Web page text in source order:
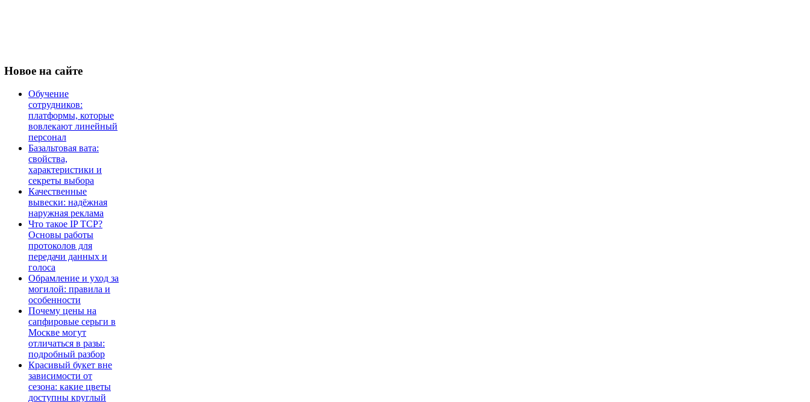
Новое на сайте
Обучение
сотрудников:
платформы, которые
вовлекают линейный
персонал
Базальтовая вата:
свойства,
характеристики и
секреты выбора
Качественные
вывески: надёжная
наружная реклама
Что такое IP TCP?
Основы работы
протоколов для
передачи данных и
голоса
Обрамление и уход за
могилой: правила и
особенности
Почему цены на
сапфировые серьги в
Москве могут
отличаться в разы:
подробный разбор
Красивый букет вне
зависимости от
сезона: какие цветы
доступны круглый